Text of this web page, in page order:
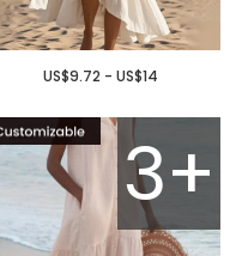
US$9.72 - US$14
3+